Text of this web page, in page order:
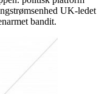
UK-ledet
bandit.